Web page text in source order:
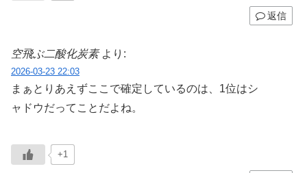
返信
空飛ぶ二酸化炭素 より:
2026-03-23 22:03
まぁとりあえずここで確定しているのは、1位はシ
ャドウだってことだよね。
+1